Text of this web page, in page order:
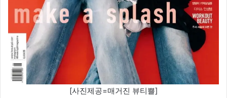
[사진제공=매거진 뷰티쁠]